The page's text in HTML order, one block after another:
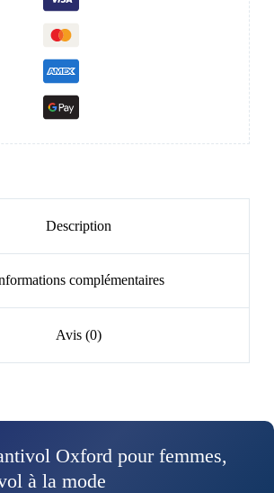
Description
complémentaires
Avis (0)
Oxford pour femmes,
à la mode